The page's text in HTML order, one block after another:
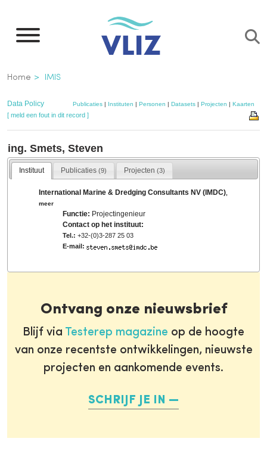
naar
inhoud
gaan
Kruimelpad
Home IMIS
Data Policy Publicaties| Instituten | Personen | Datasets| Projecten | Kaarten
[ meld een fout in dit record ]
ing. Smets, Steven
Instituut Publicaties(9) Projecten (3)
International Marine & Dredging Consultants NV (IMDC)
meer
Functie: Projectingenieur
Contact op het instituut:
Tel.: +32-(0)3-287 25 03
E-mail:
Ontvang onze nieuwsbrief
Blijf via Testerep magazine op de hoogte
van onze recentste ontwikkelingen, nieuwste
projecten en aankomende events.
SCHRIJF JE IN